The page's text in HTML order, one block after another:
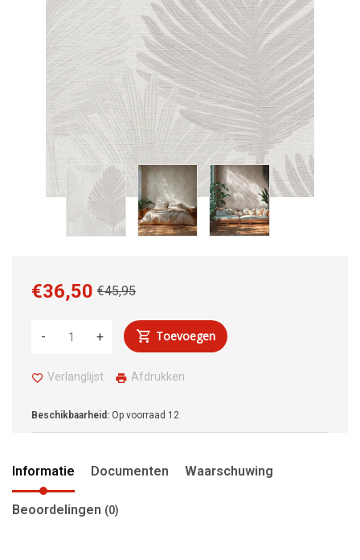
€45,95
€36,50
+
- Toevoegen
Verlanglijst Afdrukken
Beschikbaarheid: Op voorraad 12
Informatie Documenten Waarschuwing
Beoordelingen (0)